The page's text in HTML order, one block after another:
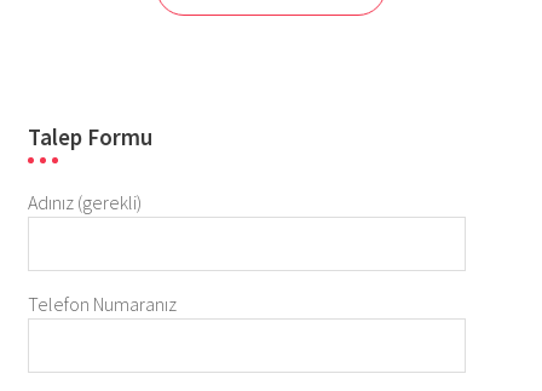
Talep Formu
Adınız (gerekli)
Telefon Numaranız